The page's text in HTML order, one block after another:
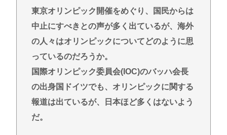
東南アジア、台湾問題で中国に傾斜 タイが「統一
支持」言及 [8/10]
【朗報】めっちゃカメレオン、売上147億円規模も
「俺等になんの得もなくこんなもん」
松屋、牛めし、390円、牛丼、業界、激震 | 牛丼って
260円くらいじゃなかった？
【陽キャ？】ヤリラ系（やりらふぃー）がモテる理
由🔥www
東京オリンピック開催をめぐり、国民からは
中止にすべきとの声が多く出ているが、海外
の人々はオリンピックについてどのように思
っているのだろうか。
国際オリンピック委員会(IOC)のバッハ会長
の出身国ドイツでも、オリンピックに関する
報道は出ているが、日本ほど多くはないよう
だ。